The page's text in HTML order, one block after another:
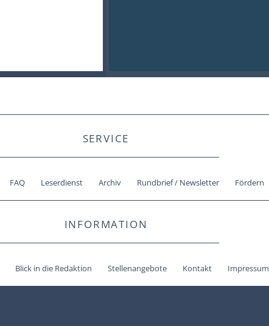
SERVICE
FAQ Leserdienst Archiv Rundbrief / Newsletter Fördern
INFORMATION
Blick in die Redaktion Stellenangebote Kontakt Impressum